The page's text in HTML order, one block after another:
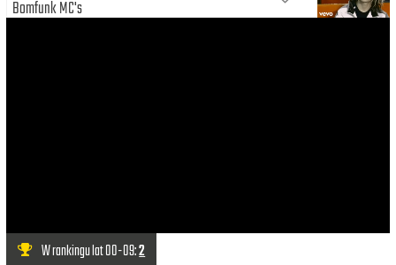
Bomfunk MC's
W rankingu lat 00-09:2